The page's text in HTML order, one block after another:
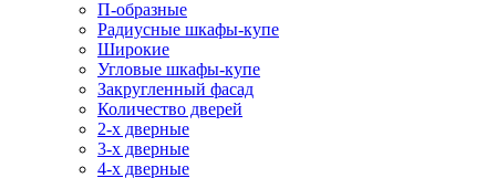
П-образные
Радиусные шкафы-купе
Широкие
Угловые шкафы-купе
Закругленный фасад
Количество дверей
2-х дверные
3-х дверные
4-х дверные